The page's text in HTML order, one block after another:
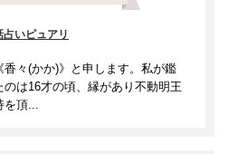
占いピュアリ
々(かか)》と申します。私が鑑
は16才の頃、縁があり不動明王
を頂...